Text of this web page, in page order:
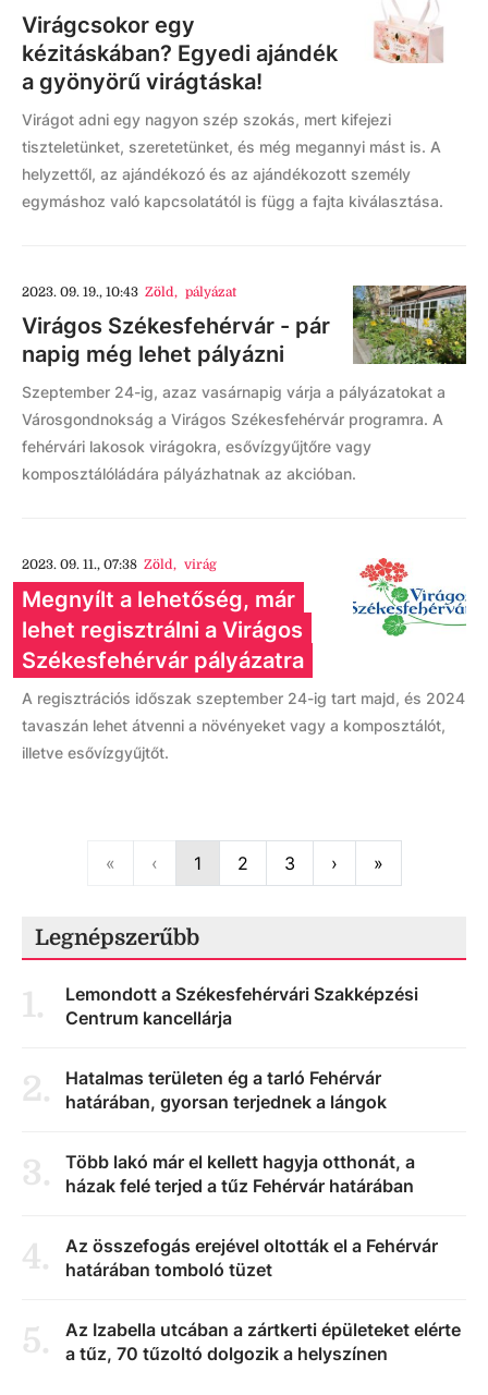
Virágcsokor egy
kézitáskában? Egyedi ajándék
a gyönyörű virágtáska!
Virágot adni egy nagyon szép szokás, mert kifejezi
tiszteletünket, szeretetünket, és még megannyi mást is. A
helyzettől, az ajándékozó és az ajándékozott személy
egymáshoz való kapcsolatától is függ a fajta kiválasztása.
2023. 09. 19., 10:43 Zöld, pályázat
Virágos Székesfehérvár - pár
napig még lehet pályázni
Szeptember 24-ig, azaz vasárnapig várja a pályázatokat a
Városgondnokság a Virágos Székesfehérvár programra. A
fehérvári lakosok virágokra, esővízgyűjtőre vagy
komposztálóládára pályázhatnak az akcióban.
2023. 09. 11., 07:38 Zöld, virág
Megnyílt a lehetőség, már
lehet regisztrálni a Virágos
Székesfehérvár pályázatra
A regisztrációs időszak szeptember 24-ig tart majd, és 2024
tavaszán lehet átvenni a növényeket vagy a komposztálót,
illetve esővízgyűjtőt.
« ‹Previous
1 2 3 ›Next»Last
Legnépszerűbb
1.
Lemondott a Székesfehérvári Szakképzési
Centrum kancellárja
2.
Hatalmas területen ég a tarló Fehérvár
határában, gyorsan terjednek a lángok
3.
Több lakó már el kellett hagyja otthonát, a
házak felé terjed a tűz Fehérvár határában
4.
Az összefogás erejével oltották el a Fehérvár
határában tomboló tüzet
5.
Az Izabella utcában a zártkerti épületeket elérte
a tűz, 70 tűzoltó dolgozik a helyszínen